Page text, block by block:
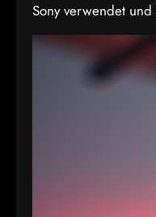
Sony verwendet
Bedürfnisse in
Bitrate abgestimmt.
Formaten: 1. XAVC
intraframe-Version
Auflösung